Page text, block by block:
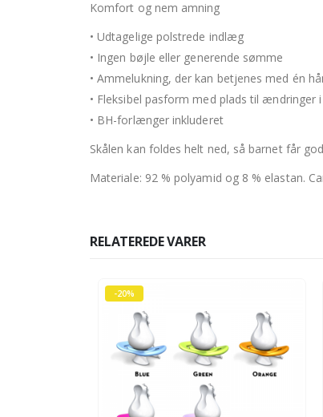
Komfort og nem amning
• Udtagelige polstrede indlæg
• Ingen bøjle eller generende sømme
• Ammelukning, der kan betjenes med én
• Fleksibel pasform med plads til ændringer
• BH-forlænger inkluderet
Skålen kan foldes helt ned, så barnet får
Materiale: 92 % polyamid og 8 % elastan.
RELATEREDE VARER
-20%